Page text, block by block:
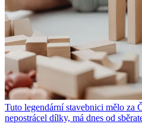
Tuto legendární stavebnici mělo za
nepostrácel dílky, má dnes od